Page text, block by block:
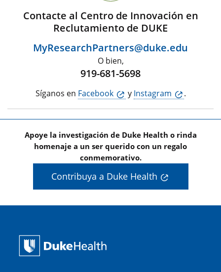
Contacte al Centro de Innovación en
Reclutamiento de DUKE
MyResearchPartners@duke.edu
O bien,
919-681-5698
Síganos en Facebook y Instagram .
Apoye la investigación de Duke Health o rinda
homenaje a un ser querido con un regalo
conmemorativo.
Contribuya a Duke Health